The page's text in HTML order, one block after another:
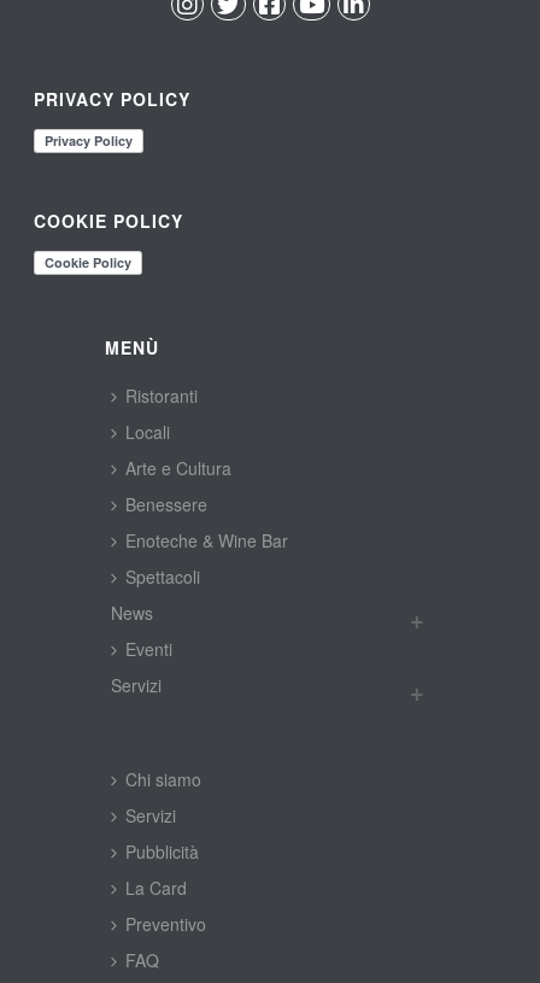
PRIVACY POLICY
COOKIE POLICY
MENÙ
Ristoranti
Locali
Arte e Cultura
Benessere
Enoteche & Wine Bar
Spettacoli
New
Eventi
Servizi
Chi siamo
Servizi
Pubblicità
La Card
Preventivo
FAQ